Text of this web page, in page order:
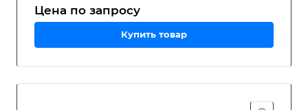
Цена по запросу
Купить товар